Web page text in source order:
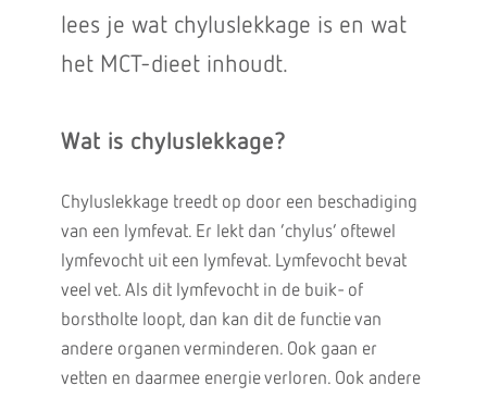
lees je wat chyluslekkage is en wat
het MCT-dieet inhoudt.
Wat is chyluslekkage?
Chyluslekkage treedt op door een beschadiging
van een lymfevat. Er lekt dan ‘chylus’ oftewel
lymfevocht uit een lymfevat. Lymfevocht bevat
veel vet. Als dit lymfevocht in de buik- of
borstholte loopt, dan kan dit de functie van
andere organen verminderen. Ook gaan er
vetten en daarmee energie verloren. Ook andere